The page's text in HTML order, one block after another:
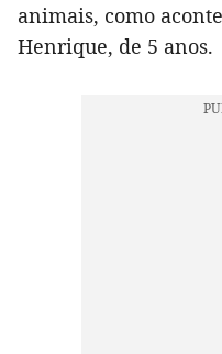
animais, como
Henrique, de 5 anos.